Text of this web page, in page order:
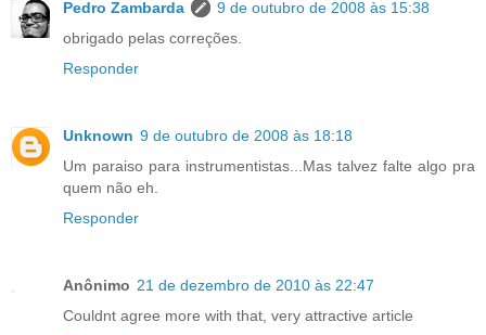
Pedro Zambarda
9 de outubro de 2008 às 15:38
obrigado pelas correções.
Responder
Unknown 9 de outubro de 2008 às 18:18
Um paraiso para instrumentistas...Mas talvez falte algo pra
quem não eh.
Responder
Anônimo 21 de dezembro de 2010 às 22:47
Couldnt agree more with that, very attractive article